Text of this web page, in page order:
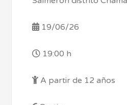
19/06/26
19:00 h
A partir de 12 años